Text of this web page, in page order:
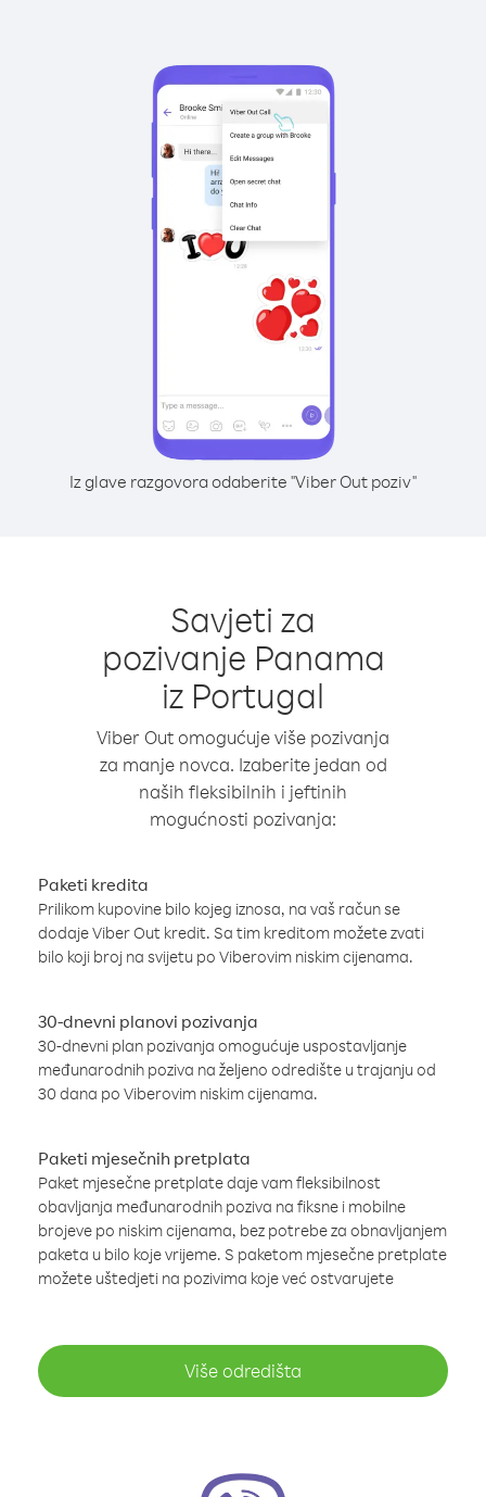
Iz glave razgovora odaberite "Viber Out poziv"
Savjeti za
pozivanje Panama
iz Portugal
Viber Out omogućuje više pozivanja
za manje novca. Izaberite jedan od
naših fleksibilnih i jeftinih
mogućnosti pozivanja:
Paketi kredita
Prilikom kupovine bilo kojeg iznosa, na vaš račun se
dodaje Viber Out kredit. Sa tim kreditom možete zvati
bilo koji broj na svijetu po Viberovim niskim cijenama.
30-dnevni planovi pozivanja
30-dnevni plan pozivanja omogućuje uspostavljanje
međunarodnih poziva na željeno odredište u trajanju od
30 dana po Viberovim niskim cijenama.
Paketi mjesečnih pretplata
Paket mjesečne pretplate daje vam fleksibilnost
obavljanja međunarodnih poziva na fiksne i mobilne
brojeve po niskim cijenama, bez potrebe za obnavljanjem
paketa u bilo koje vrijeme. S paketom mjesečne pretplate
možete uštedjeti na pozivima koje već ostvarujete
Više odredišta